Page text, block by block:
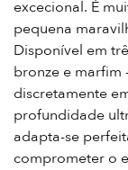
excecional. É
pequena
Disponível em
bronze e marfim
discretamente
profundidade
adapta-se
comprometer o